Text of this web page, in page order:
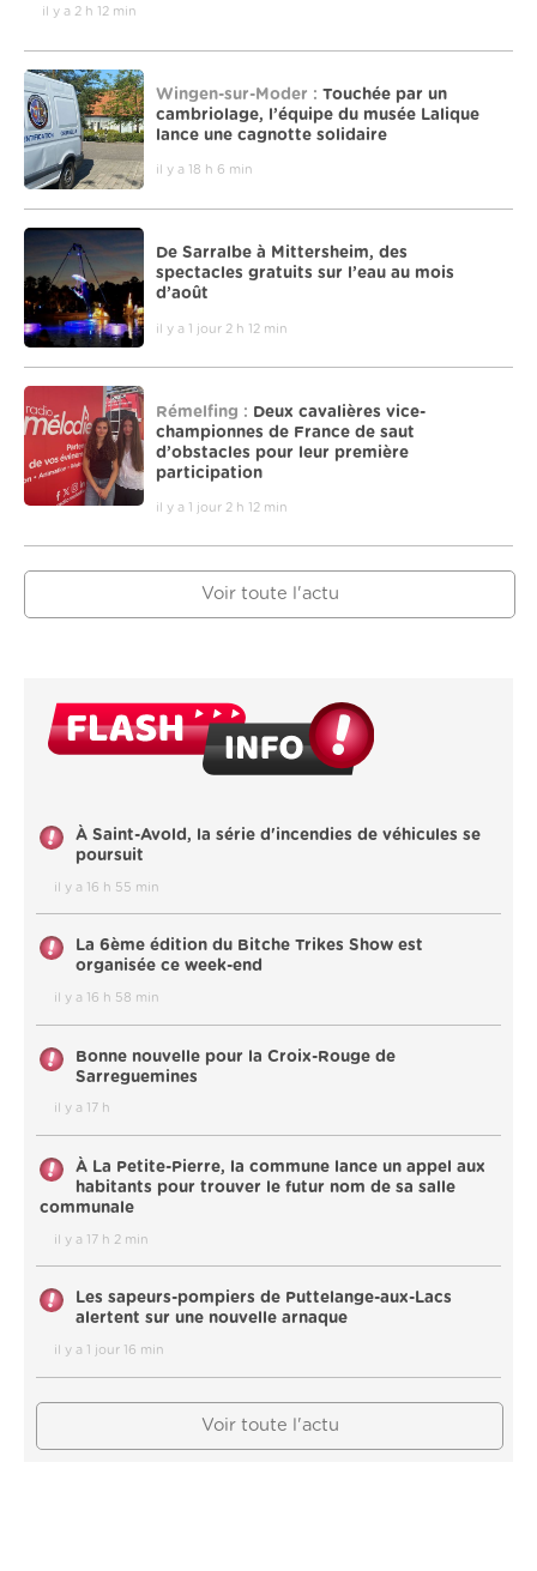
il y a 2 h 12 min
Wingen-sur-Moder : Touchée par un
cambriolage, l’équipe du musée Lalique
lance une cagnotte solidaire
il y a 18 h 6 min
De Sarralbe à Mittersheim, des
spectacles gratuits sur l’eau au mois
d’août
il y a 1 jour 2 h 12 min
Rémelfing : Deux cavalières vice-
championnes de France de saut
d’obstacles pour leur première
participation
il y a 1 jour 2 h 12 min
Voir toute l'actu
À Saint-Avold, la série d'incendies de véhicules se
poursuit
il y a 16 h 55 min
La 6ème édition du Bitche Trikes Show est
organisée ce week-end
il y a 16 h 58 min
Bonne nouvelle pour la Croix-Rouge de
Sarreguemines
il y a 17 h
À La Petite-Pierre, la commune lance un appel aux
habitants pour trouver le futur nom de sa salle
communale
il y a 17 h 2 min
Les sapeurs-pompiers de Puttelange-aux-Lacs
alertent sur une nouvelle arnaque
il y a 1 jour 16 min
Voir toute l'actu